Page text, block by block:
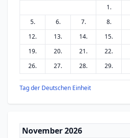
1.
5.
6. 7. 8.
12.
13. 14. 15.
19.
20. 21. 22.
26.
27. 28. 29.
Tag der Deutschen Einheit
November 2026